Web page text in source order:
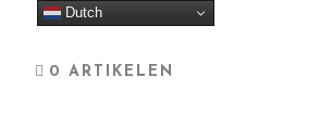
0 ARTIKELEN
Dutch